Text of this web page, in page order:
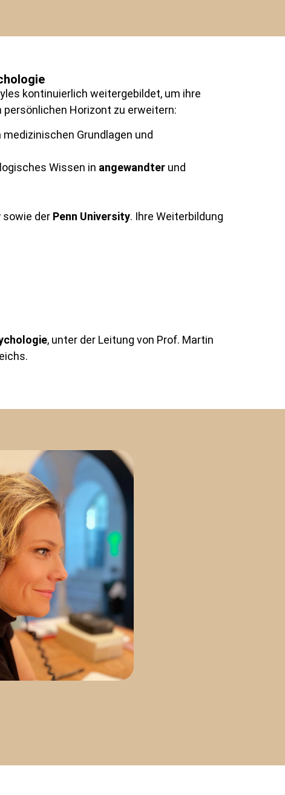
kontinuierlich weitergebildet, um ihre
Horizont zu erweitern:
Grundlagen und
Wissen in angewandter und
sowie der Penn University. Ihre Weiterbildung
, unter der Leitung von Prof. Martin